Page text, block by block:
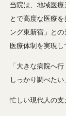
当院は、地域医
とで高度な医療
ング東新宿」と
医療体制を実現し
「大きな病院へ
しっかり調べたい
忙しい現代人の支